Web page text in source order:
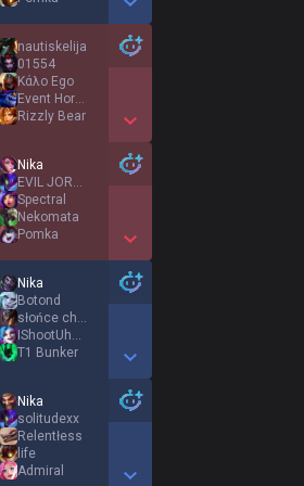
Show More Detail Games
nautiskelija
01554
Κάλο Ego
Event Horizon
Rizzly Bear
Show More Detail Games
Nika
EVIL JORDAN
Spectral
Nekomata
Pomka
Show More Detail Games
Nika
Botond
słońce chłopiec
IShootUhook
T1 Bunker
Show More Detail Games
Nika
solitudexx
Relentłess
life
Admiral